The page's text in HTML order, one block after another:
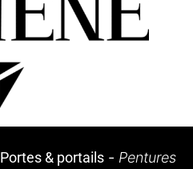
Portes & portails - Pentures